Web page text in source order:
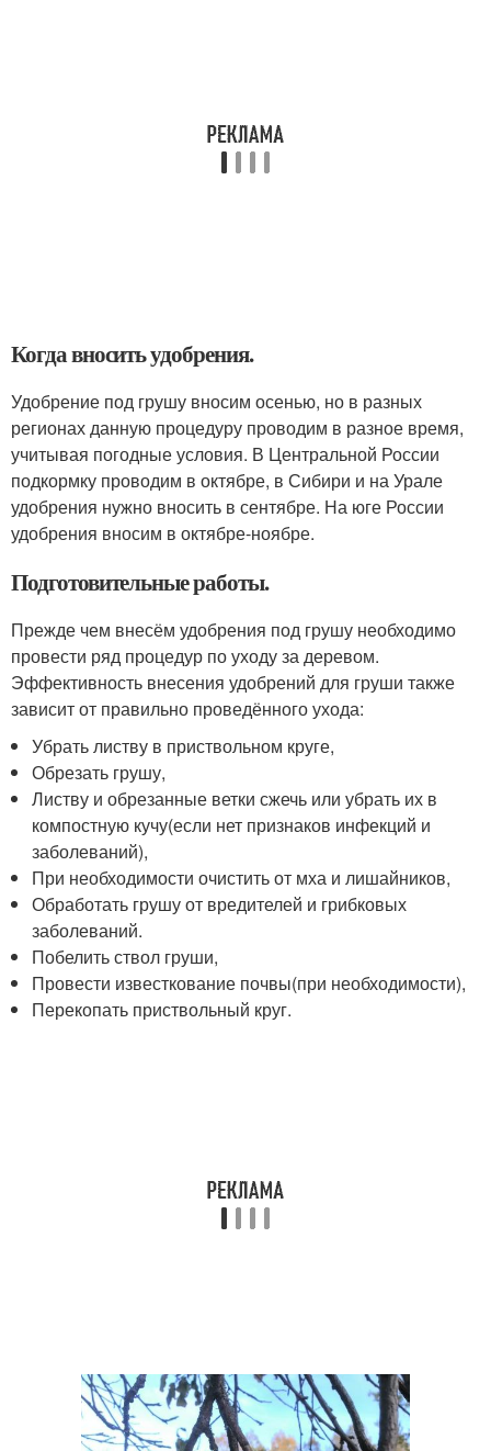
Когда вносить удобрения.
Удобрение под грушу вносим осенью, но в разных
регионах данную процедуру проводим в разное время,
учитывая погодные условия. В Центральной России
подкормку проводим в октябре, в Сибири и на Урале
удобрения нужно вносить в сентябре. На юге России
удобрения вносим в октябре-ноябре.
Подготовительные работы.
Прежде чем внесём удобрения под грушу необходимо
провести ряд процедур по уходу за деревом.
Эффективность внесения удобрений для груши также
зависит от правильно проведённого ухода:
Убрать листву в приствольном круге,
Обрезать грушу,
Листву и обрезанные ветки сжечь или убрать их в
компостную кучу(если нет признаков инфекций и
заболеваний),
При необходимости очистить от мха и лишайников,
Обработать грушу от вредителей и грибковых
заболеваний.
Побелить ствол груши,
Провести известкование почвы(при необходимости),
Перекопать приствольный круг.